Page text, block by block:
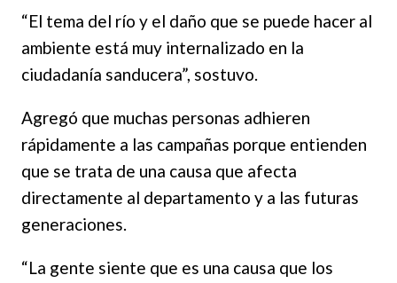
“El tema del río y el daño que se puede hacer al
ambiente está muy internalizado en la
ciudadanía sanducera”, sostuvo.
Agregó que muchas personas adhieren
rápidamente a las campañas porque entienden
que se trata de una causa que afecta
directamente al departamento y a las futuras
generaciones.
“La gente siente que es una causa que los